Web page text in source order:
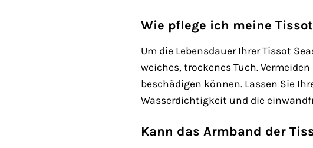
Wie pflege ich meine
Um die Lebensdauer Ihrer Tissot
weiches, trockenes Tuch.
beschädigen können. Lassen Sie
Wasserdichtigkeit und die
Kann das Armband der